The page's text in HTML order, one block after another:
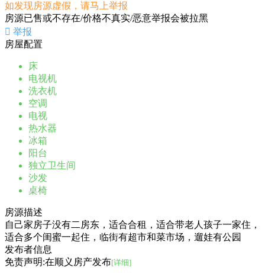
如发现房源虚假，请马上举报
房源已售或不存在/价格不真实/恶意举报会被拉黑
 举报
房屋配置
床
电视机
洗衣机
空调
电视
热水器
冰箱
阳台
独立卫生间
沙发
桌椅
房源描述
自己家房子没有二房东，适合合租，适合带老人孩子一家住，
适合多个闺蜜一起住，临街有超市和菜市场，遛娃有公园
发布者信息
免责声明:在顺义房产发布[详细]